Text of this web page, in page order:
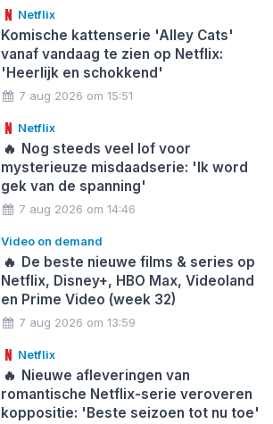
Netflix
Komische kattenserie 'Alley Cats'
vanaf vandaag te zien op Netflix:
'Heerlijk en schokkend'
7 aug 2026 om 15:51
Netflix
🔥 Nog steeds veel lof voor
mysterieuze misdaadserie: 'Ik word
gek van de spanning'
7 aug 2026 om 14:46
Video on demand
🔥 De beste nieuwe films & series op
Netflix, Disney+, HBO Max, Videoland
en Prime Video (week 32)
7 aug 2026 om 13:59
Netflix
🔥 Nieuwe afleveringen van
romantische Netflix-serie veroveren
koppositie: 'Beste seizoen tot nu toe'